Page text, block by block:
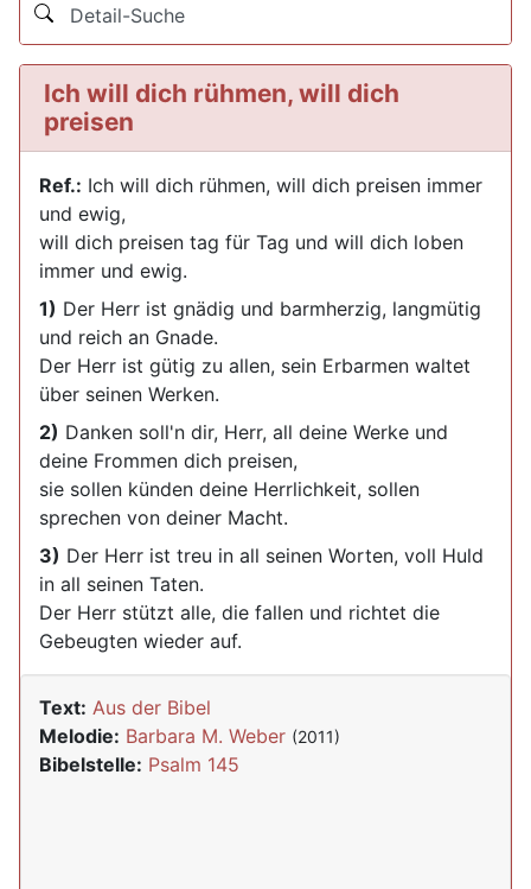
Detail-Suche
Ich will dich rühmen, will dich
preisen
Ref.: Ich will dich rühmen, will dich preisen immer
und ewig,
will dich preisen tag für Tag und will dich loben
immer und ewig.
1) Der Herr ist gnädig und barmherzig, langmütig
und reich an Gnade.
Der Herr ist gütig zu allen, sein Erbarmen waltet
über seinen Werken.
2) Danken soll'n dir, Herr, all deine Werke und
deine Frommen dich preisen,
sie sollen künden deine Herrlichkeit, sollen
sprechen von deiner Macht.
3) Der Herr ist treu in all seinen Worten, voll Huld
in all seinen Taten.
Der Herr stützt alle, die fallen und richtet die
Gebeugten wieder auf.
Text: Aus der Bibel
Melodie: Barbara M. Weber (2011)
Bibelstelle: Psalm 145